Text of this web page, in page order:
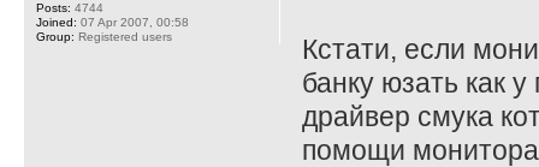
Кстати, если
банку юзать как
драйвер смука
помощи
Posts: 4744
Joined: 07 Apr 2007, 00:58
Group: Registered users